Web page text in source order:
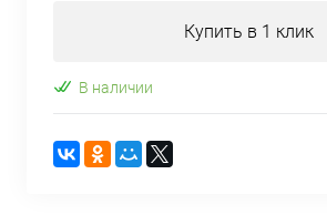
Купить в 1 клик
В наличии